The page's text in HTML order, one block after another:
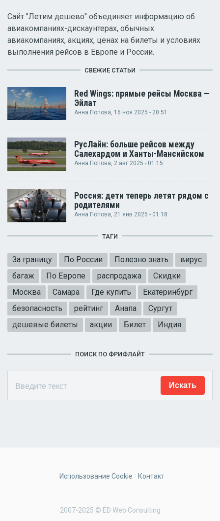
Сайт "Летим дешево" объединяет информацию об
авиакомпаниях-дискаунтерах, обычных
авиакомпаниях, акциях, ценах на билеты и условиях
выполнения рейсов в Европе и России.
СВЕЖИЕ СТАТЬИ
Red Wings: прямые рейсы Москва —
Эйлат
Анна Попова, 16 ноя 2025 - 20:51
РусЛайн: больше рейсов между
Салехардом и Ханты-Мансийском
Анна Попова, 2 авг 2025 - 01:15
Россия: дети теперь летят рядом с
родителями
Анна Попова, 21 янв 2025 - 01:18
ТАГИ
За границу По России Полезно знать
вирус
багаж
По Европе распродажа
Скидки
Москва
Самара Где купить
Екатеринбург
безопасность
рейтинг Анапа
Сургут
дешевые билеты
акции Билет Индия
ПОИСК ПО ФРИФЛАЙТ
2007-2025 © ED Web Consulting
Использование Cookie Контакт